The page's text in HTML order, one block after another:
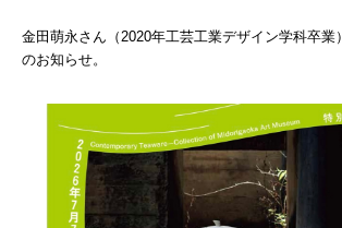
金田萌永さん（2020年工芸工業デザイン学科卒業
のお知らせ。